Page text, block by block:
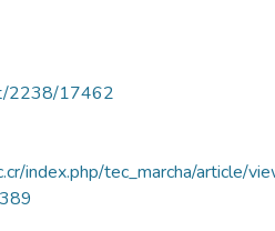
2238/17462
index.php/tec_marcha/article/